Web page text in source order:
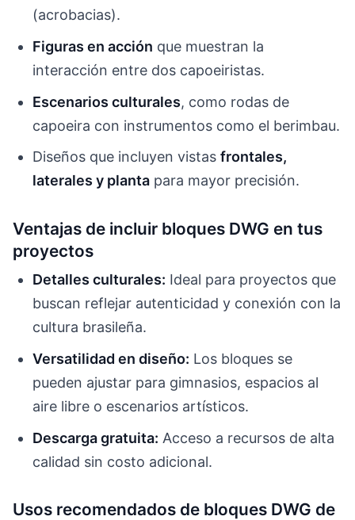
(acrobacias).
Figuras en acción que muestran la
interacción entre dos capoeiristas.
Escenarios culturales, como rodas de
capoeira con instrumentos como el berimbau.
Diseños que incluyen vistasfrontales,
laterales y planta para mayor precisión.
Ventajas de incluir bloques DWG en tus
proyectos
Detalles culturales: Ideal para proyectos que
buscan reflejar autenticidad y conexión con la
cultura brasileña.
Versatilidad en diseño: Los bloques se
pueden ajustar para gimnasios, espacios al
aire libre o escenarios artísticos.
Descarga gratuita: Acceso a recursos de alta
calidad sin costo adicional.
Usos recomendados de bloques DWG de